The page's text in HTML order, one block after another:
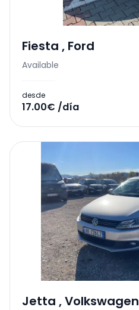
Fiesta , Ford
Available
desde
17.00€ /día
Jetta ,Volkswagen